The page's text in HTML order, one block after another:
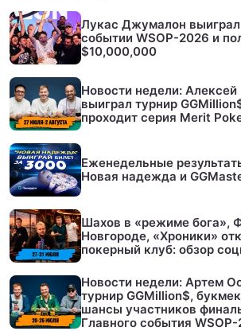
Лукас Джумалон
событии WSOP-2026 и
$10,000,000
Новости недели: Алексей
выиграл турнир
проходит серия Merit
Еженедельные
Новая надежда и
Шахов в «режиме бога»,
Новгороде, «Хроники»
покерный клуб: обзор
Новости недели: Артем
турнир GGMillion$,
шансы участников
Главного события